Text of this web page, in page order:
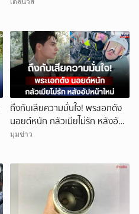
ถึงกับเสียความมั่นใจ! พระเอกดัง
นอยด์หนัก กลัวเมียไม่รัก หลังอัป
หน้าใหม่
มุมข่าว